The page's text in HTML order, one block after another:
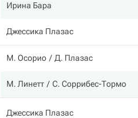
Ирина Бара
Джессика Плазас
М. Осорио Д. Плазас
М. Линетт С. Соррибес-Тормо
Джессика Плазас